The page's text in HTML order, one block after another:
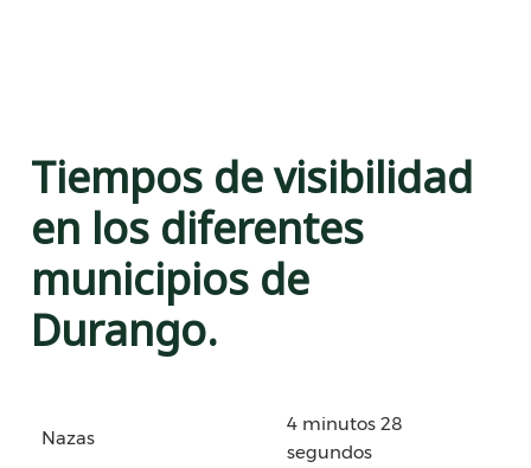
Tiempos de visibilidad
en los diferentes
municipios de
Durango.
Nazas
4 minutos 28
segundos